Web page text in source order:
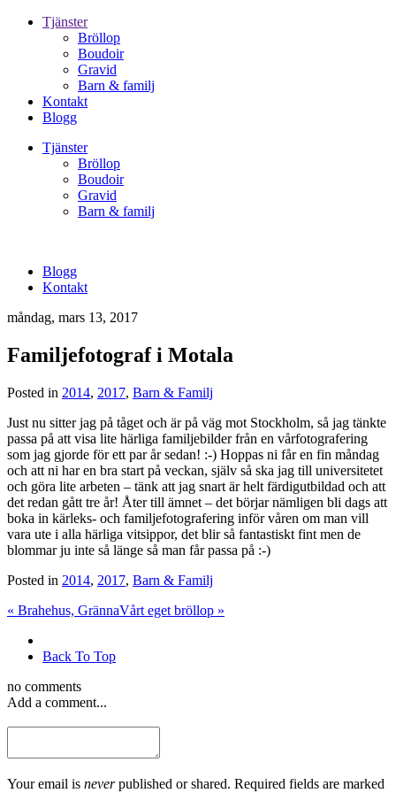
Tjänster
Bröllop
Boudoir
Gravid
Barn & familj
Kontakt
Blogg
Tjänster
Bröllop
Boudoir
Gravid
Barn & familj
Blogg
Kontakt
måndag, mars 13, 2017
Familjefotograf i Motala
Posted in 2014, 2017, Barn & Familj
Just nu sitter jag på tåget och är på väg mot Stockholm, så jag tänkte
passa på att visa lite härliga familjebilder från en vårfotografering
som jag gjorde för ett par år sedan! :-) Hoppas ni får en fin måndag
och att ni har en bra start på veckan, själv så ska jag till universitetet
och göra lite arbeten – tänk att jag snart är helt färdigutbildad och att
det redan gått tre år! Åter till ämnet – det börjar nämligen bli dags att
boka in kärleks- och familjefotografering inför våren om man vill
vara ute i alla härliga vitsippor, det blir så fantastiskt fint men de
blommar ju inte så länge så man får passa på :-)
Posted in 2014, 2017, Barn & Familj
« Brahehus, GrännaVårt eget bröllop »
Back To Top
no comments
Add a comment...
Your email is neverpublished or shared. Required fields are marked